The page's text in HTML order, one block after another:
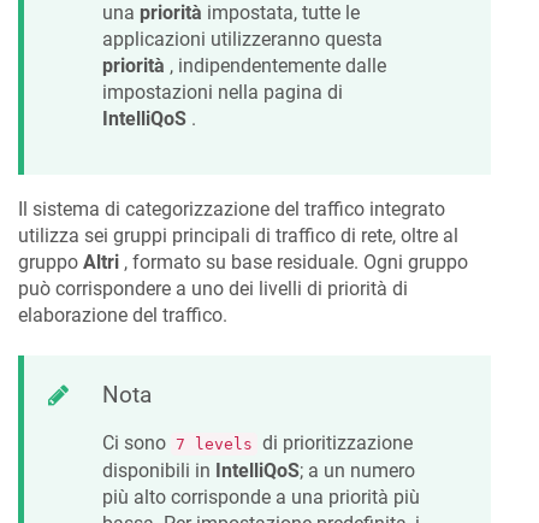
una priorità impostata, tutte le
applicazioni utilizzeranno questa
priorità , indipendentemente dalle
impostazioni nella pagina di
IntelliQoS .
Il sistema di categorizzazione del traffico integrato
utilizza sei gruppi principali di traffico di rete, oltre al
gruppo Altri , formato su base residuale. Ogni gruppo
può corrispondere a uno dei livelli di priorità di
elaborazione del traffico.
Nota
Ci sono 7 levels di prioritizzazione
disponibili in IntelliQoS; a un numero
più alto corrisponde a una priorità più